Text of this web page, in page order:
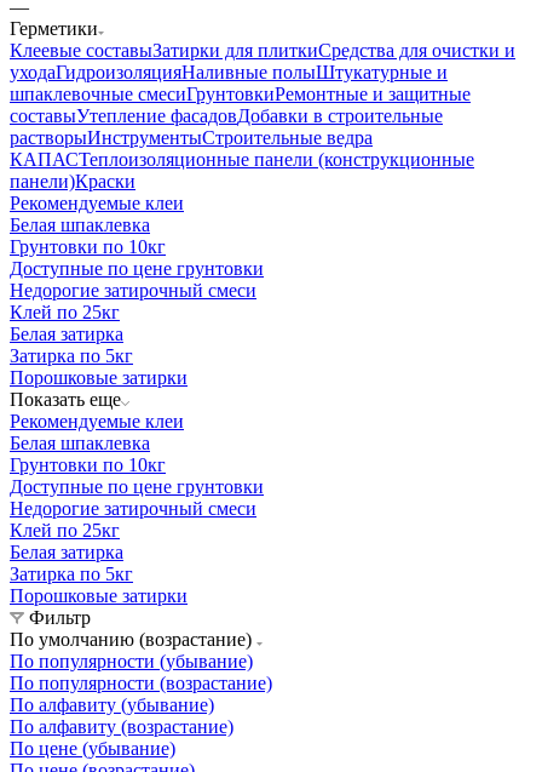
—
Герметики
Клеевые составыЗатирки для плиткиСредства для очистки и
уходаГидроизоляцияНаливные полыШтукатурные и
шпаклевочные смесиГрунтовкиРемонтные и защитные
составыУтепление фасадовДобавки в строительные
растворыИнструментыСтроительные ведра
КАПАСТеплоизоляционные панели (конструкционные
панели)Краски
Рекомендуемые клеи
Белая шпаклевка
Грунтовки по 10кг
Доступные по цене грунтовки
Недорогие затирочный смеси
Клей по 25кг
Белая затирка
Затирка по 5кг
Порошковые затирки
Показать еще
Рекомендуемые клеи
Белая шпаклевка
Грунтовки по 10кг
Доступные по цене грунтовки
Недорогие затирочный смеси
Клей по 25кг
Белая затирка
Затирка по 5кг
Порошковые затирки
Фильтр
По умолчанию (возрастание)
По популярности (убывание)
По популярности (возрастание)
По алфавиту (убывание)
По алфавиту (возрастание)
По цене (убывание)